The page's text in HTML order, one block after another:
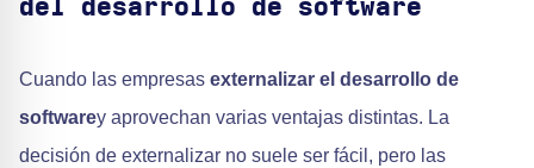
del desarrollo de software
Cuando las empresas externalizar el desarrollo de
softwarey aprovechan varias ventajas distintas. La
decisión de externalizar no suele ser fácil, pero las